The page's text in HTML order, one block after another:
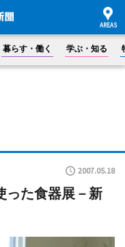
暮らす・働く 学ぶ・知る
2007.05.18
った食器展－新